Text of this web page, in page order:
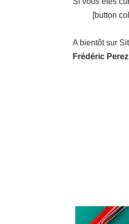
[button
A bientôt sur
Frédéric Perez